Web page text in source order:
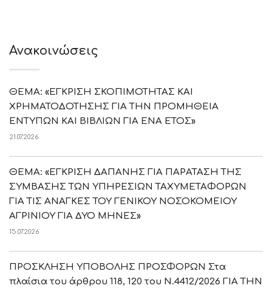
Ανακοινώσεις
ΘΕΜΑ: «ΕΓΚΡΙΣΗ ΣΚΟΠΙΜΟΤΗΤΑΣ ΚΑΙ
ΧΡΗΜΑΤΟΔΟΤΗΣΗΣ ΓΙΑ ΤΗΝ ΠΡΟΜΗΘΕΙΑ
ΕΝΤΥΠΩΝ ΚΑΙ ΒΙΒΛΙΩΝ ΓΙΑ ΕΝΑ ΕΤΟΣ»
21.07.2026
ΘΕΜΑ: «ΕΓΚΡΙΣΗ ΔΑΠΑΝΗΣ ΓΙΑ ΠΑΡΑΤΑΣΗ ΤΗΣ
ΣΥΜΒΑΣΗΣ ΤΩΝ ΥΠΗΡΕΣΙΩΝ ΤΑΧΥΜΕΤΑΦΟΡΩΝ
ΓΙΑ ΤΙΣ ΑΝΑΓΚΕΣ ΤΟΥ ΓΕΝΙΚΟΥ ΝΟΣΟΚΟΜΕΙΟΥ
ΑΓΡΙΝΙΟΥ ΓΙΑ ΔΥΟ ΜΗΝΕΣ»
15.07.2026
ΠΡΟΣΚΛΗΣΗ ΥΠΟΒΟΛΗΣ ΠΡΟΣΦΟΡΩΝ Στα
πλαίσια του άρθρου 118, 120 του Ν.4412/2026 ΓΙΑ ΤΗΝ